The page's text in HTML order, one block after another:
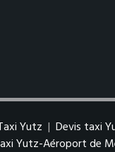
Yutz | Devis taxi
Yutz-Aéroport de